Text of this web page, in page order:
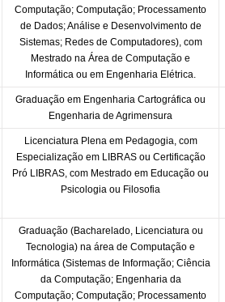
Computação; Computação; Processamento
de Dados; Análise e Desenvolvimento de
Sistemas; Redes de Computadores), com
Mestrado na Área de Computação e
Informática ou em Engenharia Elétrica.
Graduação em Engenharia Cartográfica ou
Engenharia de Agrimensura
Licenciatura Plena em Pedagogia, com
Especialização em LIBRAS ou Certificação
Pró LIBRAS, com Mestrado em Educação ou
Psicologia ou Filosofia
Graduação (Bacharelado, Licenciatura ou
Tecnologia) na área de Computação e
Informática (Sistemas de Informação; Ciência
da Computação; Engenharia da
Computação; Computação; Processamento